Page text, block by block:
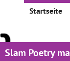
Slam Poetry
Startseite
Projekte